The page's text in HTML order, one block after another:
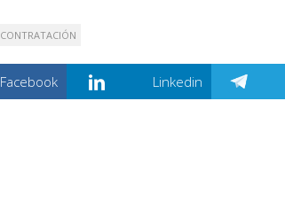
Facebook Linkedin